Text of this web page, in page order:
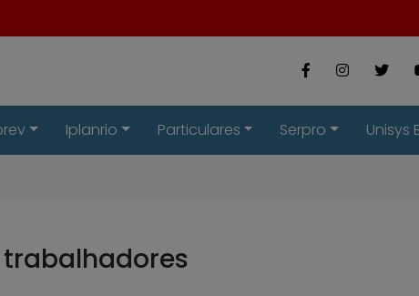
Iplanrio Particulares Serpro Unisys